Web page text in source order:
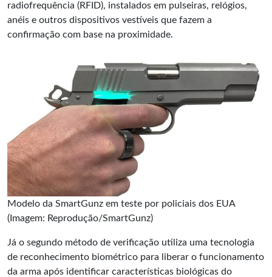
radiofrequência (RFID), instalados em pulseiras, relógios,
anéis e outros dispositivos vestíveis que fazem a
confirmação com base na proximidade.
Modelo da SmartGunz em teste por policiais dos EUA
(Imagem: Reprodução/SmartGunz)
Já o segundo método de verificação utiliza uma tecnologia
de reconhecimento biométrico para liberar o funcionamento
da arma após identificar características biológicas do